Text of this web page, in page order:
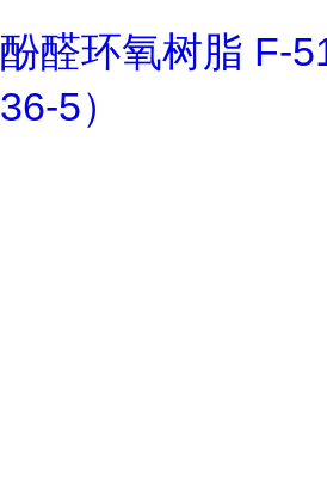
酚醛环氧树脂 F-
36-5）